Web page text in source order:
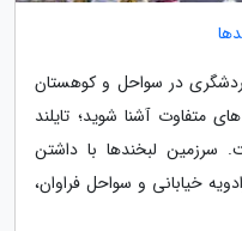
در سواحل و کوهستان
متفاوت آشنا شوید؛ تایلند
سرزمین لبخندها با داشتن
خیابانی و سواحل فراوان،